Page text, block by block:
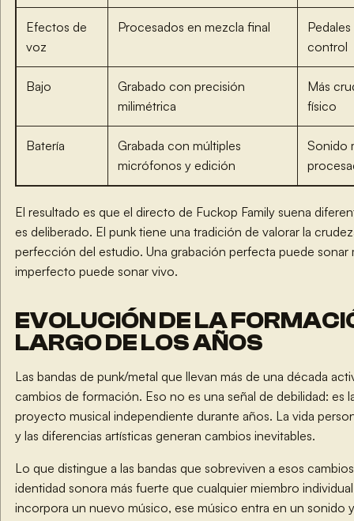
Efectos de
voz
Procesados en mezcla final
control
Bajo
Grabado con precisión
milimétrica
Más
físico
Batería
Grabada con múltiples
micrófonos y edición
Sonido
El resultado es que el directo de Fuckop Family suena
es deliberado. El punk tiene una tradición de valorar la
perfección del estudio. Una grabación perfecta puede
imperfecto puede sonar vivo.
EVOLUCIÓN DE LA
LARGO DE LOS AÑOS
Las bandas de punk/metal que llevan más de una década
cambios de formación. Eso no es una señal de debilidad: es
proyecto musical independiente durante años. La vida
y las diferencias artísticas generan cambios inevitables.
Lo que distingue a las bandas que sobreviven a esos
identidad sonora más fuerte que cualquier miembro
incorpora un nuevo músico, ese músico entra en un sonido